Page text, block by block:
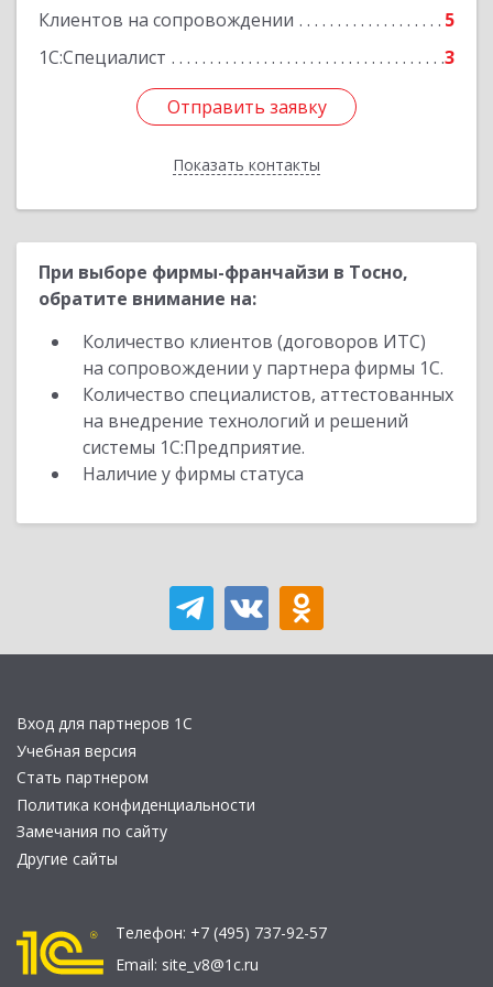
Клиентов на сопровождении
5
1С:Специалист
3
Отправить заявку
Показать контакты
Отправить заявку
Назад
При выборе фирмы-франчайзи в Тосно,
обратите внимание на:
Количество клиентов (договоров ИТС)
на сопровождении у партнера фирмы 1С.
Количество специалистов, аттестованных
на внедрение технологий и решений
системы 1С:Предприятие.
Наличие у фирмы статуса
Вход для партнеров 1С
Учебная версия
Стать партнером
Политика конфиденциальности
Замечания по сайту
Другие сайты
Телефон: +7 (495) 737-92-57
Email: site_v8@1c.ru